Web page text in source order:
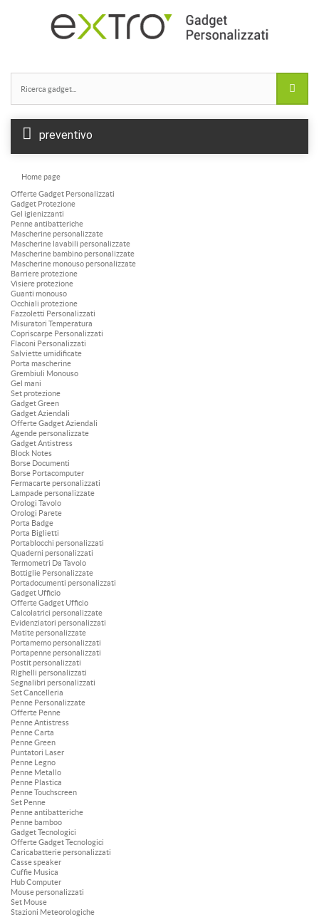
preventivo
Home page
Offerte Gadget Personalizzati
Gadget Protezione
Gel igienizzanti
Penne antibatteriche
Mascherine personalizzate
Mascherine lavabili personalizzate
Mascherine bambino personalizzate
Mascherine monouso personalizzate
Barriere protezione
Visiere protezione
Guanti monouso
Occhiali protezione
Fazzoletti Personalizzati
Misuratori Temperatura
Copriscarpe Personalizzati
Flaconi Personalizzati
Salviette umidificate
Porta mascherine
Grembiuli Monouso
Gel mani
Set protezione
Gadget Green
Gadget Aziendali
Offerte Gadget Aziendali
Agende personalizzate
Gadget Antistress
Block Notes
Borse Documenti
Borse Portacomputer
Fermacarte personalizzati
Lampade personalizzate
Orologi Tavolo
Orologi Parete
Porta Badge
Porta Biglietti
Portablocchi personalizzati
Quaderni personalizzati
Termometri Da Tavolo
Bottiglie Personalizzate
Portadocumenti personalizzati
Gadget Ufficio
Offerte Gadget Ufficio
Calcolatrici personalizzate
Evidenziatori personalizzati
Matite personalizzate
Portamemo personalizzati
Portapenne personalizzati
Postit personalizzati
Righelli personalizzati
Segnalibri personalizzati
Set Cancelleria
Penne Personalizzate
Offerte Penne
Penne Antistress
Penne Carta
Penne Green
Puntatori Laser
Penne Legno
Penne Metallo
Penne Plastica
Penne Touchscreen
Set Penne
Penne antibatteriche
Penne bamboo
Gadget Tecnologici
Offerte Gadget Tecnologici
Caricabatterie personalizzati
Casse speaker
Cuffie Musica
Hub Computer
Mouse personalizzati
Set Mouse
Stazioni Meteorologiche
Borracce Tritan
Borracce plastica
Borracce vetro